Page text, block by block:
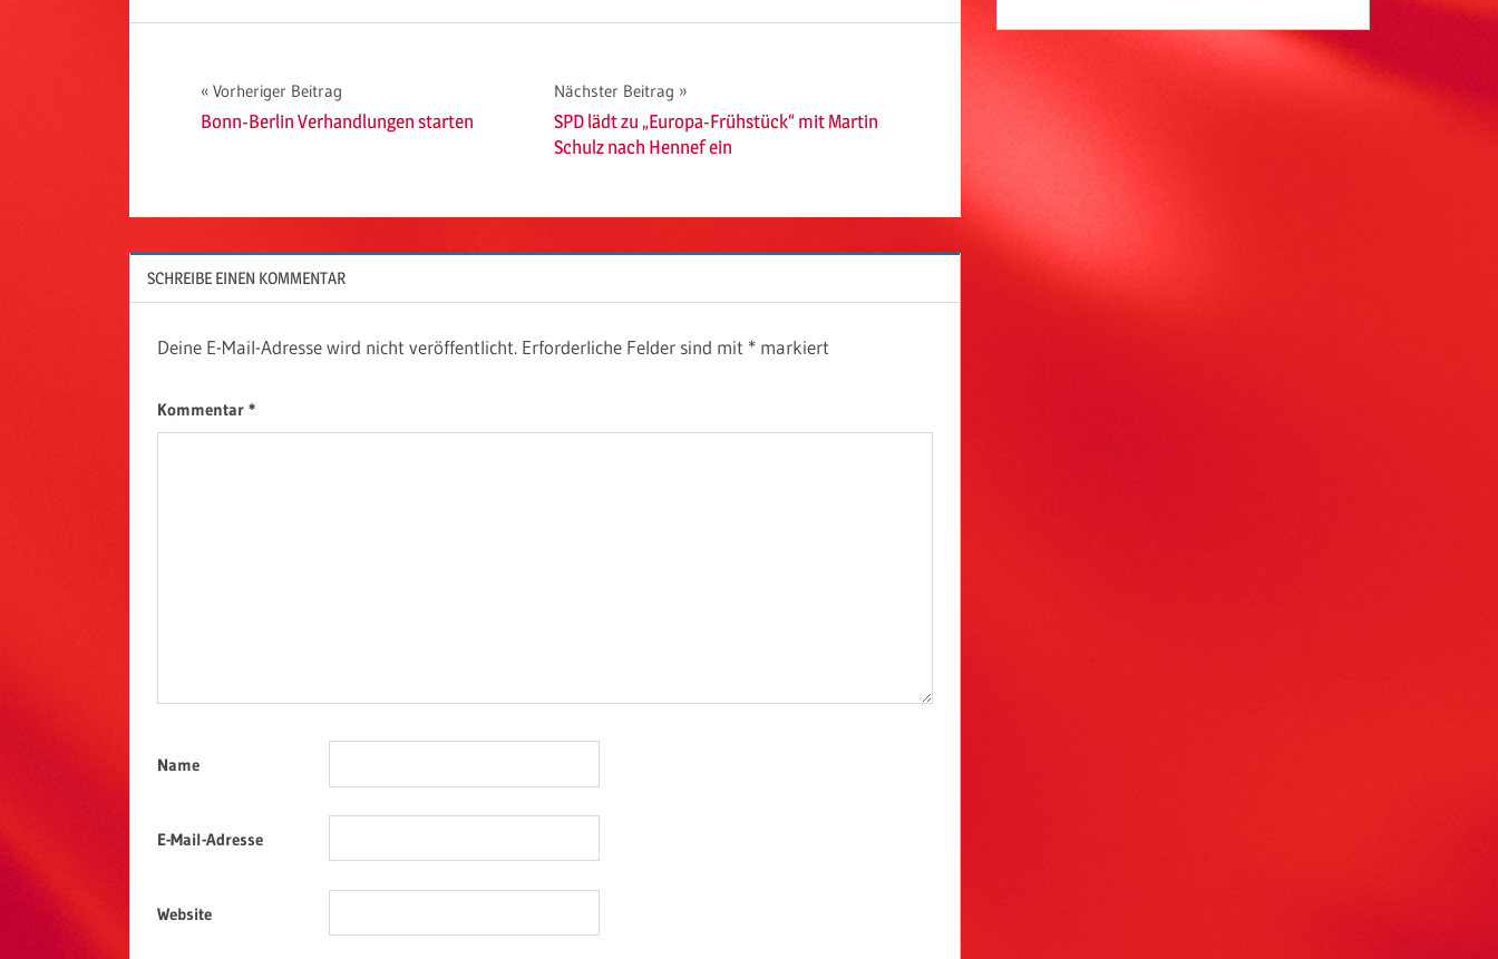
Beitragsnavigation
Vorheriger Beitrag
Bonn-Berlin Verhandlungen starten
Nächster Beitrag
SPD lädt zu „Europa-Frühstück“ mit Martin
Schulz nach Hennef ein
SCHREIBE EINEN KOMMENTAR
Deine E-Mail-Adresse wird nicht veröffentlicht. Erforderliche Felder sind mit * markiert
Kommentar *
Name
E-Mail-Adresse
Website